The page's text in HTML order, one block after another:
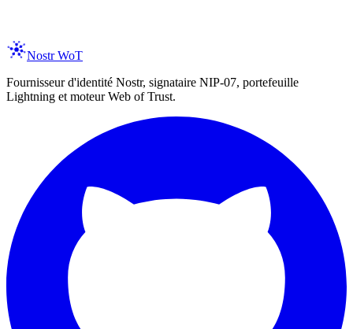
Nostr WoT
Fournisseur d'identité Nostr, signataire NIP-07, portefeuille
Lightning et moteur Web of Trust.